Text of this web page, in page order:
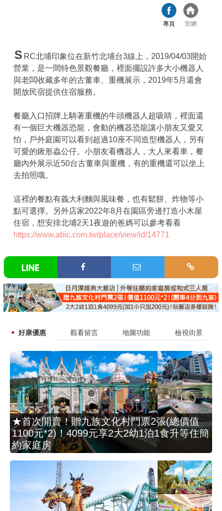
專頁 官網
S RC北埔印象位在新竹北埔台3線上，2019/04/03開始
營業，是一間特色景觀餐廳，裡面擺設許多大小機器人
與老闆收藏多年的古董車、重機展示，2019年5月還會
開放民宿提供住宿服務。
餐廳入口招牌上騎著重機的牛頭機器人超吸睛，裡面還
有一個巨大機器恐龍，會動的機器恐龍讓小朋友又愛又
怕，戶外庭園可以看到超過10座不同造型機器人，另有
可愛的鍬形蟲公仔。小朋友看機器人，大人來看車，餐
廳內外展示近50台古董車與重機，有的重機還可以坐上
去拍照哦。
這裡的餐點有義大利麵與風味餐，也有鬆餅、炸物等小
點可選擇。另外店家2022年8月在園區旁邊打造小木屋
住宿，想安排北埔2天1夜遊的爸媽可以參考看看
https://www.abic.com.tw/place/view/id/14771
好康優惠 觀看留言 地圖功能 檢視街景
★首次開賣！贈九族文化村門票2張(總價值
1100元*2)！4099元享2大2幼1泊1食升等住簡
約家庭房